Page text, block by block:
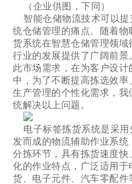
（企业供图，下同）
智能仓储物流技术可以提
统仓储管理的痛点。随着
货系统在智慧仓储管理领
行业的发展提供了广阔前景
此市场需求，在为客户设
中，为了不断提高拣选效
生产管理的个性化需求，
统解决以上问题。
电子标签拣货系统是采用
发而成的物流辅助作业系
分拣环节，具有拣货速度
化的作业特点，广泛适用
货、电子元件、汽车零配件